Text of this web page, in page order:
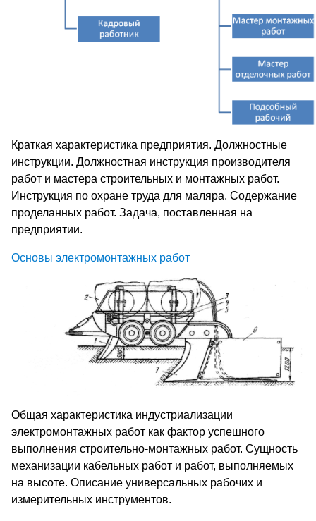
Краткая характеристика предприятия. Должностные
инструкции. Должностная инструкция производителя
работ и мастера строительных и монтажных работ.
Инструкция по охране труда для маляра. Содержание
проделанных работ. Задача, поставленная на
предприятии.
Основы электромонтажных работ
Общая характеристика индустриализации
электромонтажных работ как фактор успешного
выполнения строительно-монтажных работ. Сущность
механизации кабельных работ и работ, выполняемых
на высоте. Описание универсальных рабочих и
измерительных инструментов.